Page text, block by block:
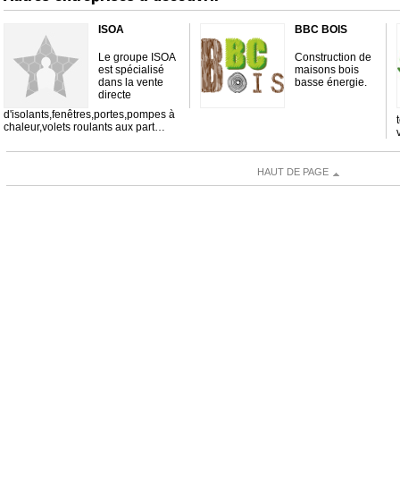
ISOA
Le groupe ISOA
est spécialisé
dans la vente
directe
d'isolants,fenêtres,portes,pompes à
chaleur,volets roulants aux part…
BBC BOIS
Construction de
maisons bois
basse énergie.
HAUT DE PAGE